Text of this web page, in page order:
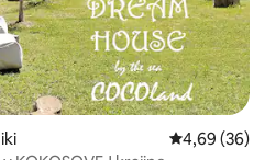
Priemerné
4,69 (36)